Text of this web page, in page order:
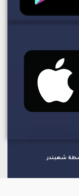
شهبندر